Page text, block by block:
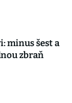
minus šest a
zbraň